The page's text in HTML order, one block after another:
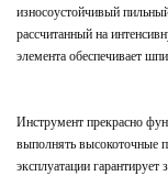
износоустойчивый
рассчитанный на
элемента обеспечивает
Инструмент прекрасно
выполнять высокоточные
эксплуатации